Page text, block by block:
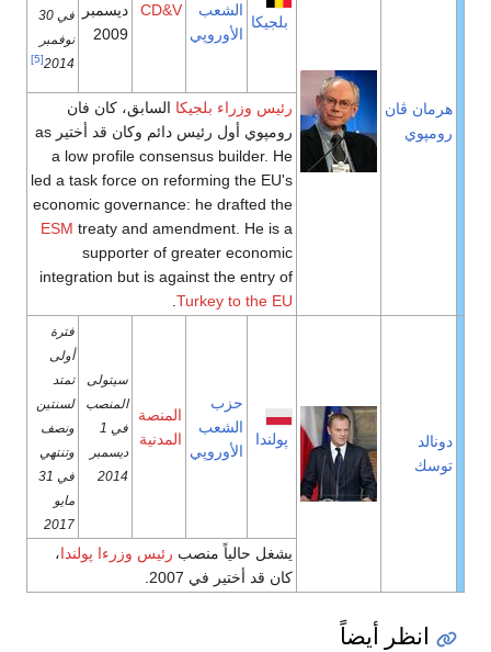
هرمان ڤان
رومپوي
بلجيكا
الشعب
الأوروپي
CD&V
ديسمبر
2009
في 30
نوفمبر
2014
[5]
رئيس وزراء بلجيكا السابق، كان فان
رومپوي أول رئيس دائم وكان قد أختير as
a low profile consensus builder. He
led a task force on reforming the EU's
economic governance: he drafted the
ESM treaty and amendment. He is a
supporter of greater economic
integration but is against the entry of
Turkey to the EU
.
دونالد
توسك
پولندا
حزب
الشعب
الأوروپي
المنصة
المدنية
سيتولى
المنصب
في 1
ديسمبر
2014
فترة
أولى
تمتد
لسنتين
ونصف
وتنتهي
في 31
مايو
2017
يشغل حالياً منصب رئيس وزرءا پولندا،
كان قد أختير في 2007.
انظر أيضاً